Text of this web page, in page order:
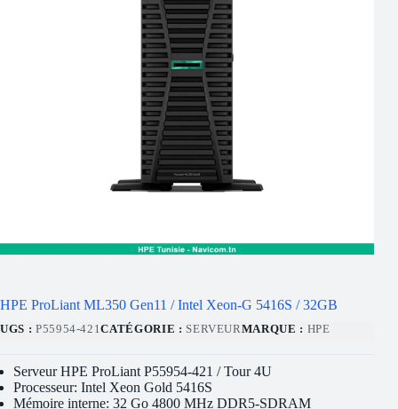
HPE ProLiant ML350 Gen11 / Intel Xeon-G 5416S / 32GB
UGS : P55954-421CATÉGORIE : SERVEURMARQUE : HPE
Serveur HPE ProLiant P55954-421 / Tour 4U
Processeur: Intel Xeon Gold 5416S
Mémoire interne: 32 Go 4800 MHz DDR5-SDRAM